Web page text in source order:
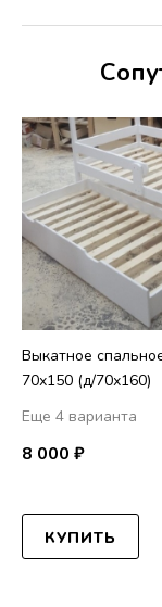
Выкатное
70х150 (д/70х160)
Еще 4 варианта
8 000 ₽
КУПИТЬ